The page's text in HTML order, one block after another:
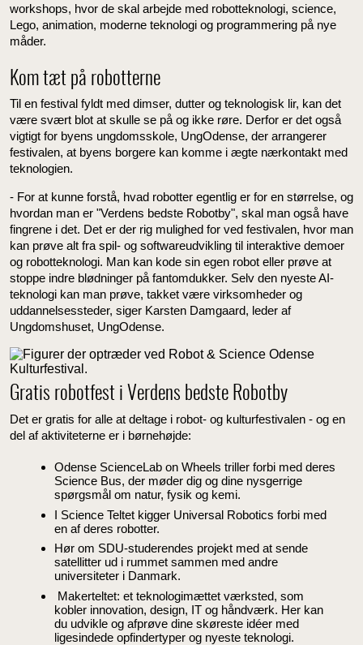
workshops, hvor de skal arbejde med robotteknologi, science,
Lego, animation, moderne teknologi og programmering på nye
måder.
Kom tæt på robotterne
Til en festival fyldt med dimser, dutter og teknologisk lir, kan det
være svært blot at skulle se på og ikke røre. Derfor er det også
vigtigt for byens ungdomsskole, UngOdense, der arrangerer
festivalen, at byens borgere kan komme i ægte nærkontakt med
teknologien.
- For at kunne forstå, hvad robotter egentlig er for en størrelse, og
hvordan man er "Verdens bedste Robotby", skal man også have
fingrene i det. Det er der rig mulighed for ved festivalen, hvor man
kan prøve alt fra spil- og softwareudvikling til interaktive demoer
og robotteknologi. Man kan kode sin egen robot eller prøve at
stoppe indre blødninger på fantomdukker. Selv den nyeste AI-
teknologi kan man prøve, takket være virksomheder og
uddannelsessteder, siger Karsten Damgaard, leder af
Ungdomshuset, UngOdense.
Gratis robotfest i Verdens bedste Robotby
Det er gratis for alle at deltage i robot- og kulturfestivalen - og en
del af aktiviteterne er i børnehøjde:
Odense ScienceLab on Wheels triller forbi med deres
Science Bus, der møder dig og dine nysgerrige
spørgsmål om natur, fysik og kemi.
I Science Teltet kigger Universal Robotics forbi med
en af deres robotter.
Hør om SDU-studerendes projekt med at sende
satellitter ud i rummet sammen med andre
universiteter i Danmark.
Makerteltet: et teknologimættet værksted, som
kobler innovation, design, IT og håndværk. Her kan
du udvikle og afprøve dine skøreste idéer med
ligesindede opfindertyper og nyeste teknologi.